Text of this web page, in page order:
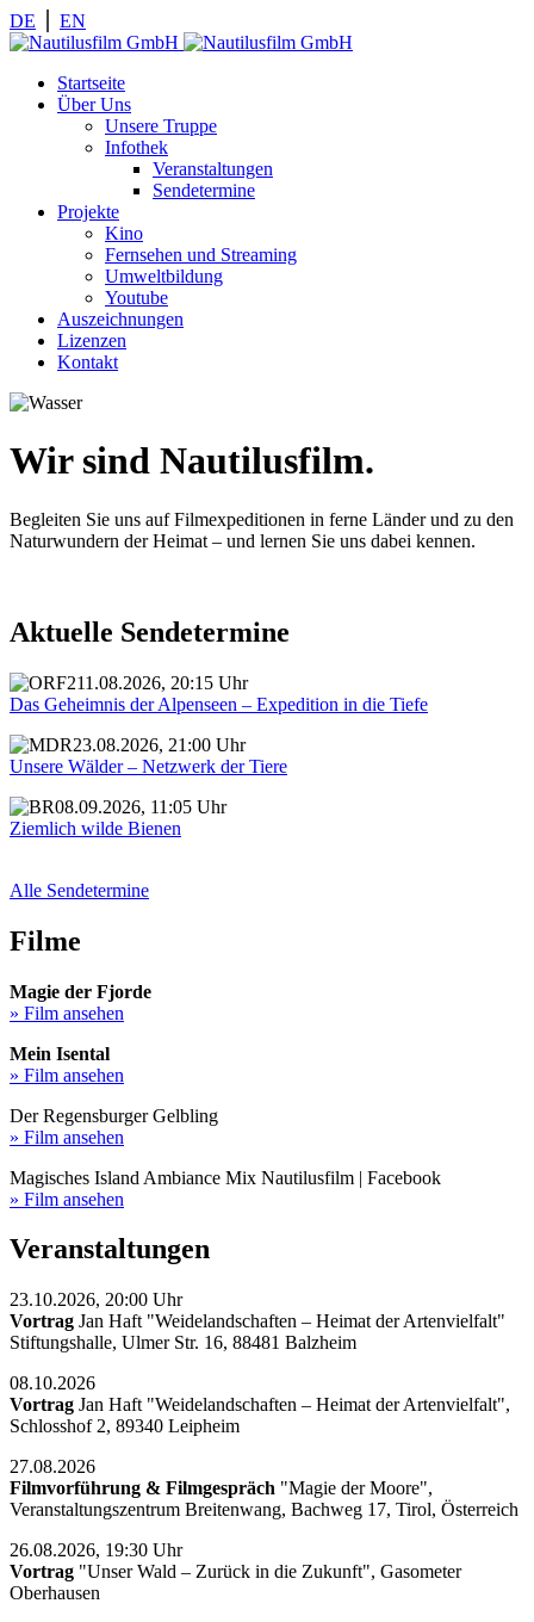
DE EN
Startseite
Über Uns
Unsere Truppe
Infothek
Veranstaltungen
Sendetermine
Projekte
Kino
Fernsehen und Streaming
Umweltbildung
Youtube
Auszeichnungen
Lizenzen
Kontakt
Wir sind Nautilusfilm.
Begleiten Sie uns auf Filmexpeditionen in ferne Länder und zu den
Naturwundern der Heimat – und lernen Sie uns dabei kennen.
Aktuelle Sendetermine
11.08.2026, 20:15 Uhr
Das Geheimnis der Alpenseen – Expedition in die Tiefe
23.08.2026, 21:00 Uhr
Unsere Wälder – Netzwerk der Tiere
08.09.2026, 11:05 Uhr
Ziemlich wilde Bienen
Alle Sendetermine
Filme
Magie der Fjorde
» Film ansehen
Mein Isental
» Film ansehen
Der Regensburger Gelbling
» Film ansehen
Magisches Island Ambiance Mix Nautilusfilm | Facebook
» Film ansehen
Veranstaltungen
23.10.2026, 20:00 Uhr
Vortrag Jan Haft "Weidelandschaften – Heimat der Artenvielfalt"
Stiftungshalle, Ulmer Str. 16, 88481 Balzheim
08.10.2026
Vortrag Jan Haft "Weidelandschaften – Heimat der Artenvielfalt",
Schlosshof 2, 89340 Leipheim
27.08.2026
Filmvorführung & Filmgespräch "Magie der Moore",
Veranstaltungszentrum Breitenwang, Bachweg 17, Tirol, Österreich
26.08.2026, 19:30 Uhr
Vortrag "Unser Wald – Zurück in die Zukunft", Gasometer
Oberhausen